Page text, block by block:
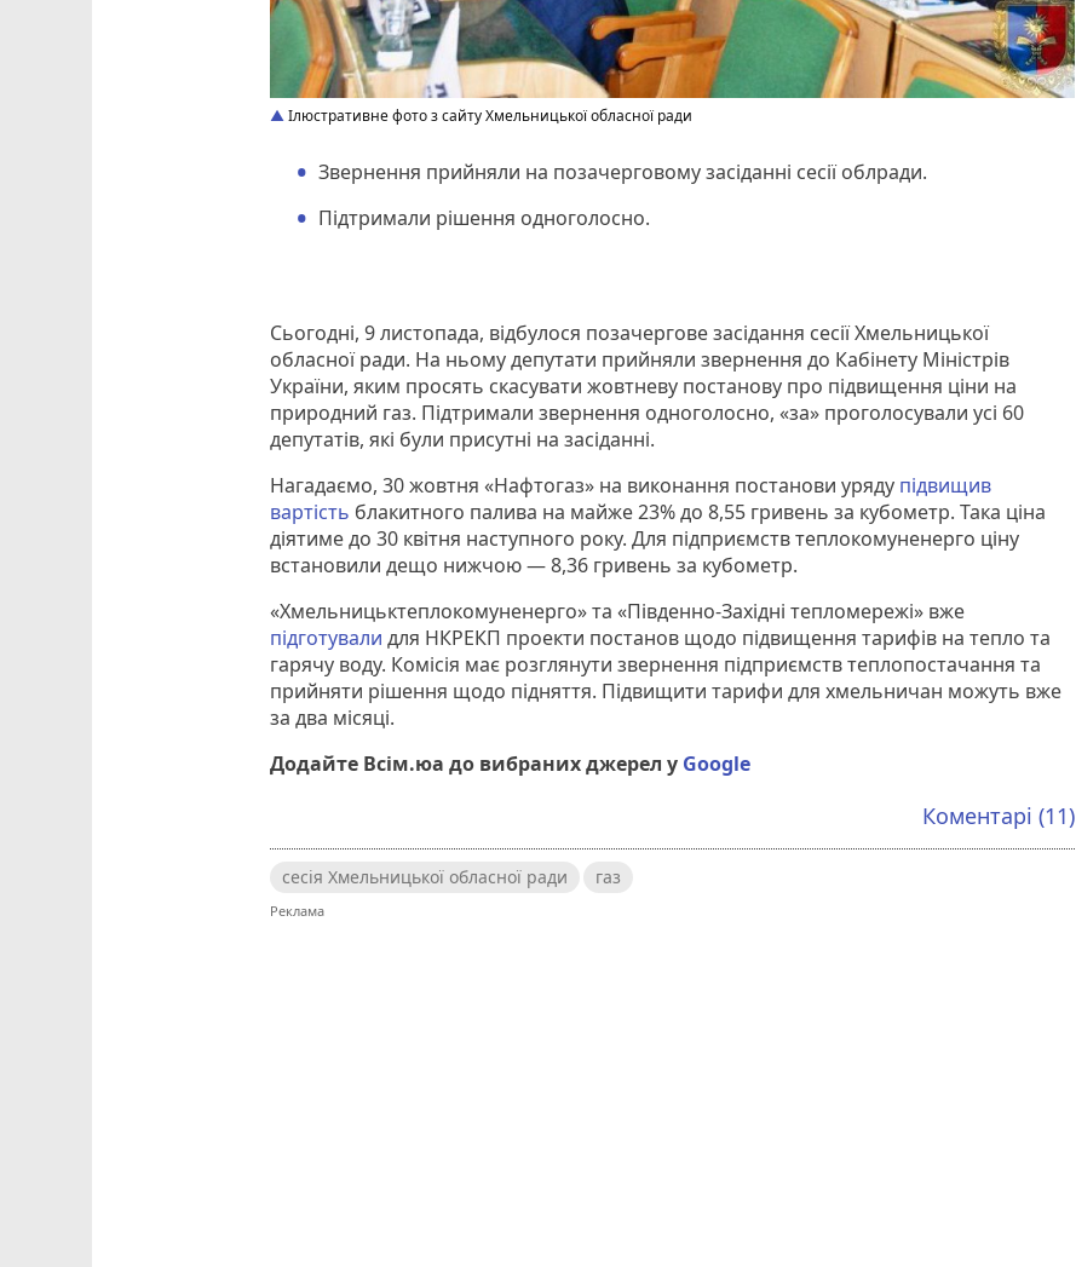
Ілюстративне фото з сайту Хмельницької обласної ради
Звернення прийняли на позачерговому засіданні сесії облради.
Підтримали рішення одноголосно.
Сьогодні, 9 листопада, відбулося позачергове засідання сесії Хмельницької
обласної ради. На ньому депутати прийняли звернення до Кабінету Міністрів
України, яким просять скасувати жовтневу постанову про підвищення ціни на
природний газ. Підтримали звернення одноголосно, «за» проголосували усі 60
депутатів, які були присутні на засіданні.
Нагадаємо, 30 жовтня «Нафтогаз» на виконання постанови уряду підвищив
вартість блакитного палива на майже 23% до 8,55 гривень за кубометр. Така ціна
діятиме до 30 квітня наступного року. Для підприємств теплокомуненерго ціну
встановили дещо нижчою — 8,36 гривень за кубометр.
«Хмельницьктеплокомуненерго» та «Південно-Західні тепломережі» вже
підготували для НКРЕКП проекти постанов щодо підвищення тарифів на тепло та
гарячу воду. Комісія має розглянути звернення підприємств теплопостачання та
прийняти рішення щодо підняття. Підвищити тарифи для хмельничан можуть вже
за два місяці.
Додайте Всім.юа до вибраних джерел у Google
Коментарі (11)
сесія Хмельницької обласної ради газ